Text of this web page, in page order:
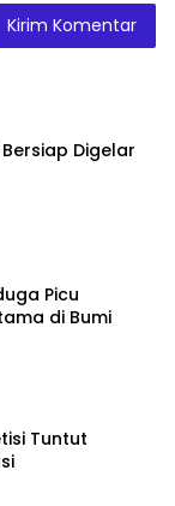
Bersiap Digelar
Picu
di Bumi
Tuntut